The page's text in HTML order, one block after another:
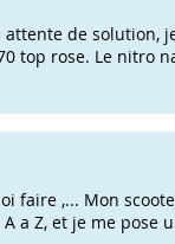
de solution,
top rose. Le nitro
faire ,... Mon
a Z, et je me pose